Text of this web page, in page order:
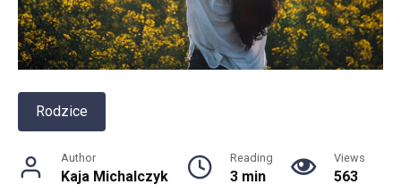
Rodzice
Author
Kaja Michalczyk
Reading
3 min
Views
563